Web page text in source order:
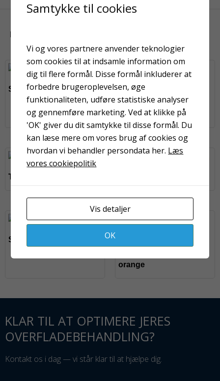
KUNDER HAR OGSÅ KIGGET PÅ
Sprossepensel nr. 6
Spartel 25 mm prof.
rustfrit stål
Topline valse 10 cm
På fjernlager
Spartel 20 cm bred
På fjernlager
orange
KLAR TIL AT OPTIMERE JERES
OVERFLADEBEHANDLING?
Kontakt os i dag — vi står klar til at hjælpe dig.
Samtykke til cookies
Vi og vores partnere anvender teknologier
som cookies til at indsamle information om
dig til flere formål. Disse formål inkluderer at
forbedre brugeroplevelsen, øge
funktionaliteten, udføre statistiske analyser
og gennemføre marketing. Ved at klikke på
'OK' giver du dit samtykke til disse formål. Du
kan læse mere om vores brug af cookies og
hvordan vi behandler persondata her. Læs
vores cookiepolitik
Vis detaljer
OK